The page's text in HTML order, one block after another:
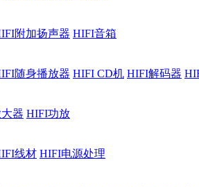
附加扬声器 HIFI音箱
随身播放器 HIFI CD机 HIFI解码器
器 HIFI功放
线材 HIFI电源处理